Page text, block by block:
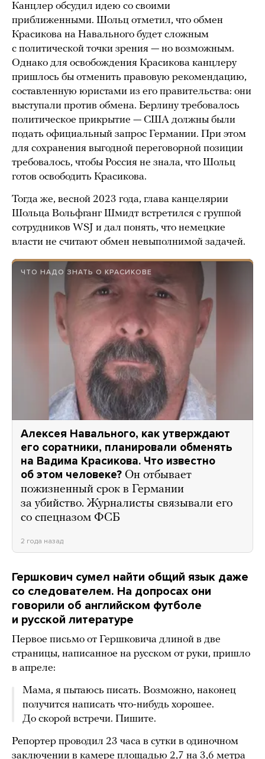
Канцлер обсудил идею со своими
приближенными. Шольц отметил, что обмен
Красикова на Навального будет сложным
с политической точки зрения — но возможным.
Однако для освобождения Красикова канцлеру
пришлось бы отменить правовую рекомендацию,
составленную юристами из его правительства: они
выступали против обмена. Берлину требовалось
политическое прикрытие — США должны были
подать официальный запрос Германии. При этом
для сохранения выгодной переговорной позиции
требовалось, чтобы Россия не знала, что Шольц
готов освободить Красикова.
Тогда же, весной 2023 года, глава канцелярии
Шольца Вольфганг Шмидт встретился с группой
сотрудников WSJ и дал понять, что немецкие
власти не считают обмен невыполнимой задачей.
ЧТО НАДО ЗНАТЬ О КРАСИКОВЕ
Алексея Навального, как утверждают
его соратники, планировали обменять
на Вадима Красикова. Что известно
об этом человеке? Он отбывает
пожизненный срок в Германии
за убийство. Журналисты связывали его
со спецназом ФСБ
2 года назад
Гершкович сумел найти общий язык даже
со следователем. На допросах они
говорили об английском футболе
и русской литературе
Первое письмо от Гершковича длиной в две
страницы, написанное на русском от руки, пришло
в апреле:
Мама, я пытаюсь писать. Возможно, наконец
получится написать что-нибудь хорошее.
До скорой встречи. Пишите.
Репортер проводил 23 часа в сутки в одиночном
заключении в камере площадью 2,7 на 3,6 метра